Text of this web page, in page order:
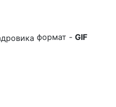
формат - GIF